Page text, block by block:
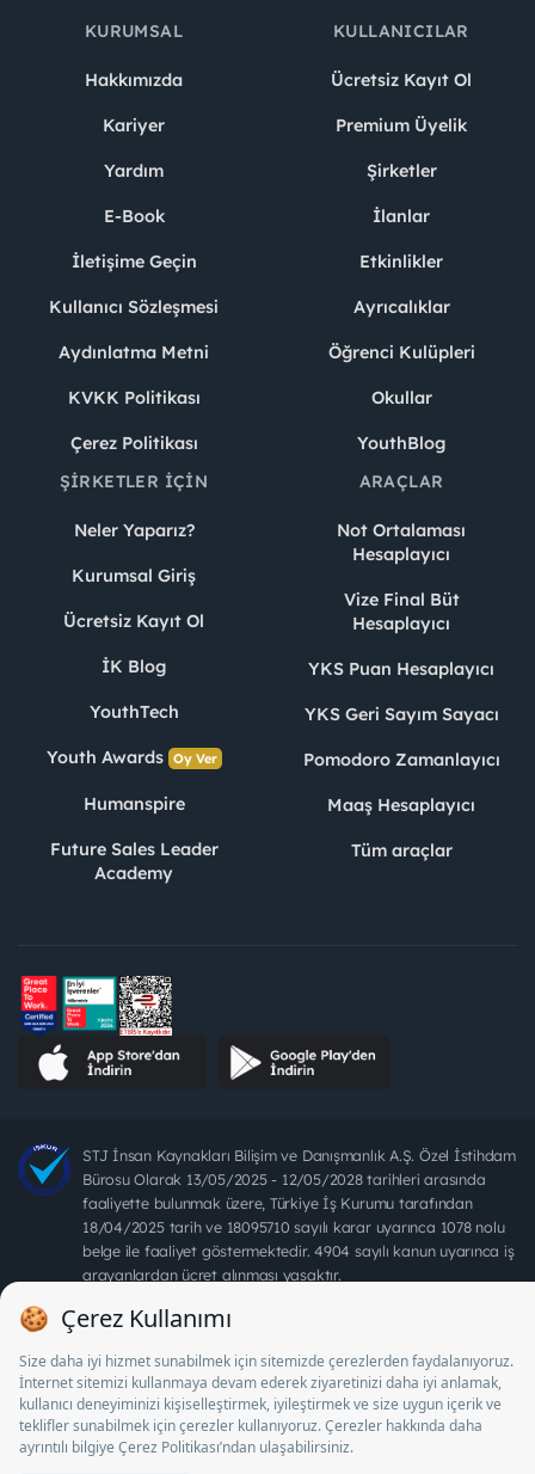
KURUMSAL
Hakkımızda
Kariyer
Yardım
E-Book
İletişime Geçin
Kullanıcı Sözleşmesi
Aydınlatma Metni
KVKK Politikası
Çerez Politikası
KULLANICILAR
Ücretsiz Kayıt Ol
Premium Üyelik
Şirketler
İlanlar
Etkinlikler
Ayrıcalıklar
Öğrenci Kulüpleri
Okullar
YouthBlog
ŞIRKETLER İÇIN
Neler Yaparız?
Kurumsal Giriş
Ücretsiz Kayıt Ol
İK Blog
YouthTech
Youth Awards Oy Ver
Humanspire
Future Sales Leader
Academy
ARAÇLAR
Not Ortalaması
Hesaplayıcı
Vize Final Büt
Hesaplayıcı
YKS Puan Hesaplayıcı
YKS Geri Sayım Sayacı
Pomodoro Zamanlayıcı
Maaş Hesaplayıcı
Tüm araçlar
STJ İnsan Kaynakları Bilişim ve Danışmanlık A.Ş. Özel İstihdam
Bürosu Olarak 13/05/2025 - 12/05/2028 tarihleri arasında
faaliyette bulunmak üzere, Türkiye İş Kurumu tarafından
18/04/2025 tarih ve 18095710 sayılı karar uyarınca 1078 nolu
belge ile faaliyet göstermektedir. 4904 sayılı kanun uyarınca iş
arayanlardan ücret alınması yasaktır.